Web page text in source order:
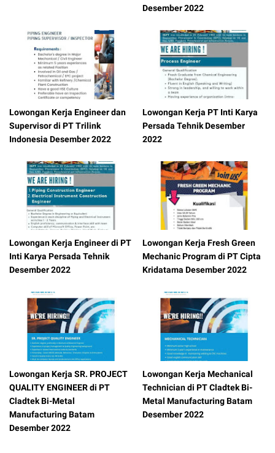
Desember 2022
Lowongan Kerja Engineer dan
Supervisor di PT Trilink
Indonesia Desember 2022
Lowongan Kerja PT Inti Karya
Persada Tehnik Desember
2022
Lowongan Kerja Engineer di PT
Inti Karya Persada Tehnik
Desember 2022
Lowongan Kerja Fresh Green
Mechanic Program di PT Cipta
Kridatama Desember 2022
Lowongan Kerja SR. PROJECT
QUALITY ENGINEER di PT
Cladtek Bi-Metal
Manufacturing Batam
Desember 2022
Lowongan Kerja Mechanical
Technician di PT Cladtek Bi-
Metal Manufacturing Batam
Desember 2022